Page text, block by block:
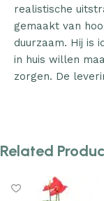
realistische
gemaakt van
duurzaam. Hij is
in huis willen
zorgen. De
Related